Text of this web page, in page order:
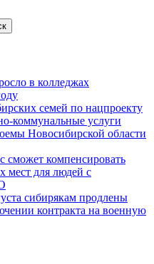
в колледжах
семей по нацпроекту
коммунальные услуги
Новосибирской области
сможет компенсировать
мест для людей с
сибирякам продлены
контракта на военную